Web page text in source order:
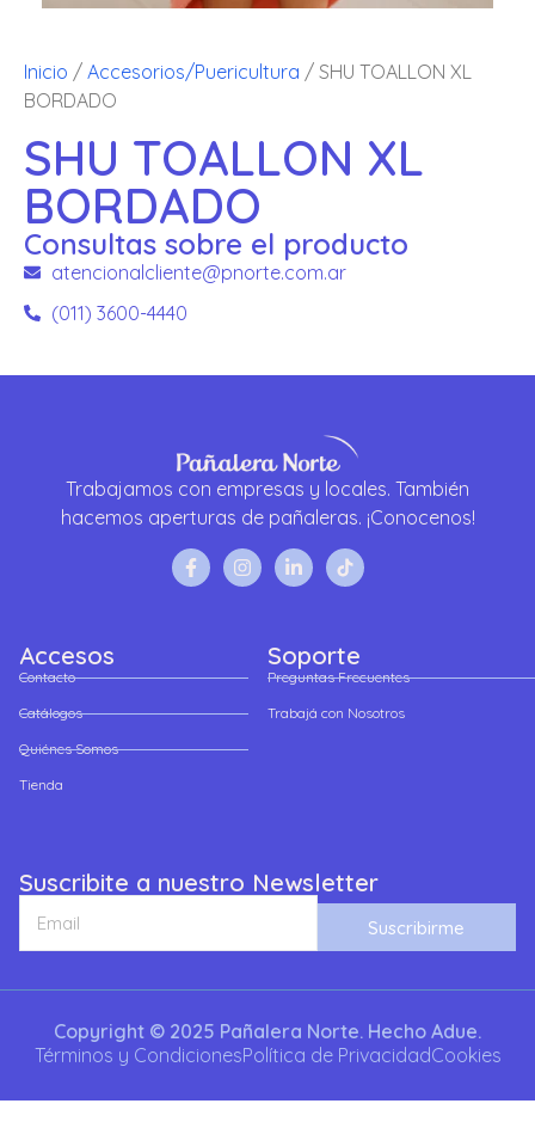
Inicio / Accesorios/Puericultura / SHU TOALLON XL
BORDADO
SHU TOALLON XL
BORDADO
Consultas sobre el producto
atencionalcliente@pnorte.com.ar
(011) 3600-4440
Trabajamos con empresas y locales. También
hacemos aperturas de pañaleras. ¡Conocenos!
Accesos
Contacto
Catálogos
Quiénes Somos
Tienda
Soporte
Preguntas Frecuentes
Trabajá con Nosotros
Suscribite a nuestro Newsletter
Suscribirme
Copyright © 2025 Pañalera Norte. Hecho Adue.
Términos y CondicionesPolítica de PrivacidadCookies